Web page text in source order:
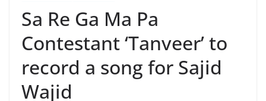
Sa Re Ga Ma Pa
Contestant ‘Tanveer’ to
record a song for Sajid
Wajid